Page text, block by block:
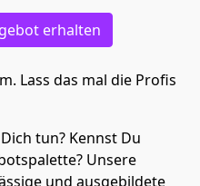
erhalten
Lass das mal die Profis
tun? Kennst Du
Unsere
und ausgebildete